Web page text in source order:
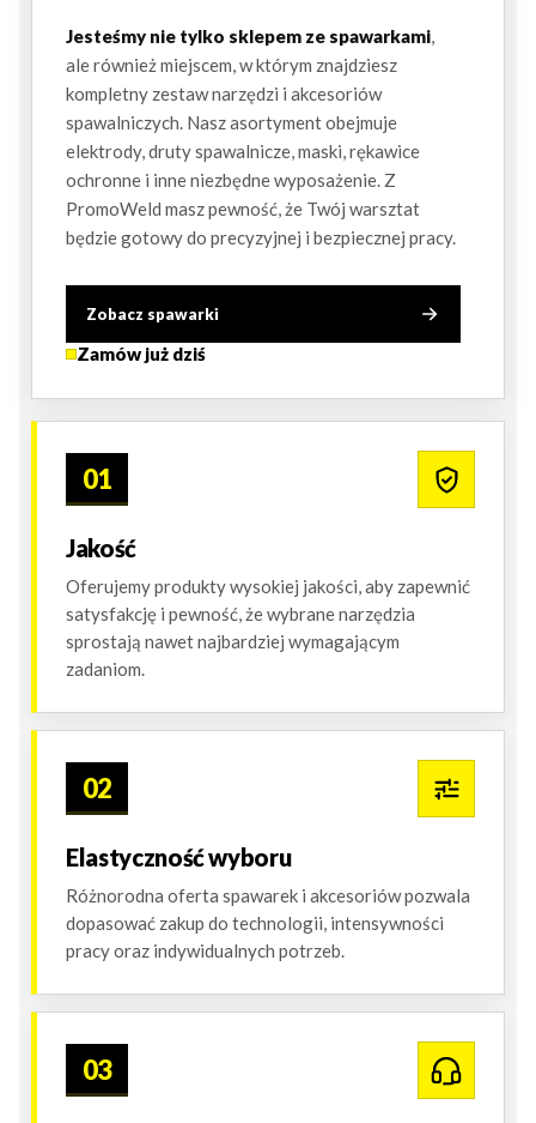
Jesteśmy nie tylko sklepem ze spawarkami,
ale również miejscem, w którym znajdziesz
kompletny zestaw narzędzi i akcesoriów
spawalniczych. Nasz asortyment obejmuje
elektrody, druty spawalnicze, maski, rękawice
ochronne i inne niezbędne wyposażenie. Z
PromoWeld masz pewność, że Twój warsztat
będzie gotowy do precyzyjnej i bezpiecznej pracy.
Zobacz spawarki
Zamów już dziś
01
Jakość
Oferujemy produkty wysokiej jakości, aby zapewnić
satysfakcję i pewność, że wybrane narzędzia
sprostają nawet najbardziej wymagającym
zadaniom.
02
Elastyczność wyboru
Różnorodna oferta spawarek i akcesoriów pozwala
dopasować zakup do technologii, intensywności
pracy oraz indywidualnych potrzeb.
03